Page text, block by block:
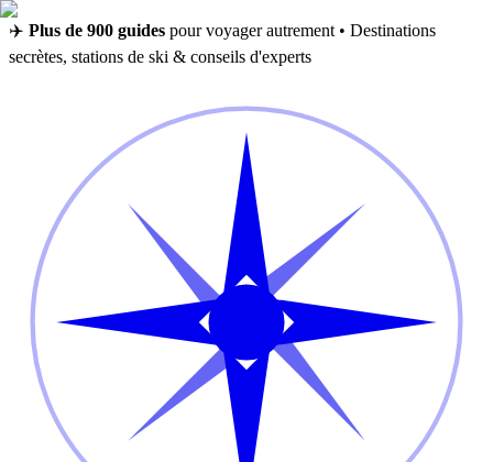
✈️ Plus de 900 guides pour voyager autrement • Destinations
secrètes, stations de ski & conseils d'experts